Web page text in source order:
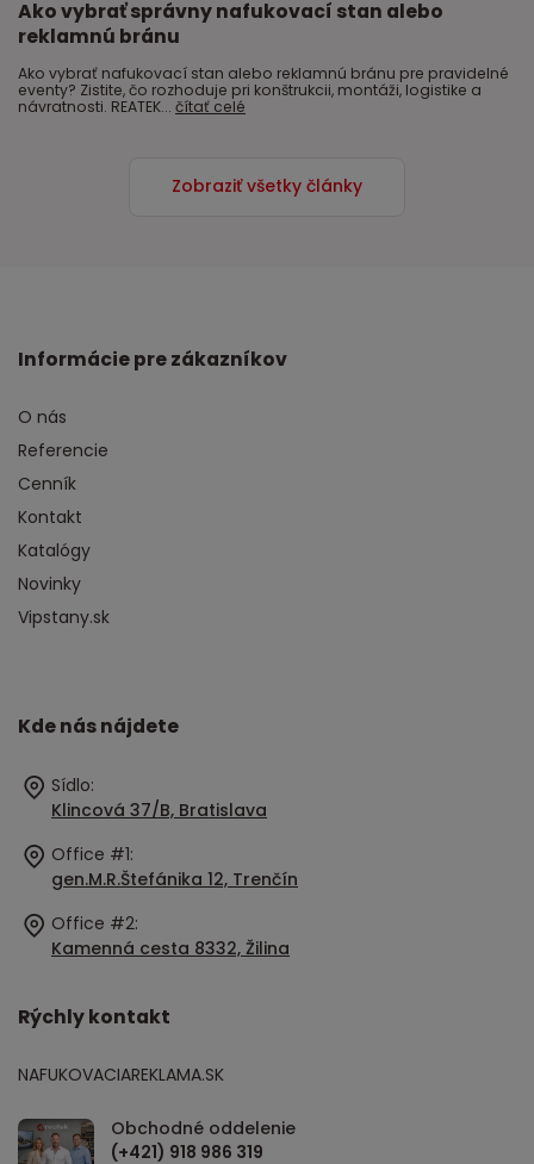
Ako vybrať správny nafukovací stan alebo
reklamnú bránu
Ako vybrať nafukovací stan alebo reklamnú bránu pre pravidelné
eventy? Zistite, čo rozhoduje pri konštrukcii, montáži, logistike a
návratnosti. REATEK... čítať celé
Zobraziť všetky články
Informácie pre zákazníkov
O nás
Referencie
Cenník
Kontakt
Katalógy
Novinky
Vipstany.sk
Kde nás nájdete
Sídlo:
Klincová 37/B, Bratislava
Office #1:
gen.M.R.Štefánika 12, Trenčín
Office #2:
Kamenná cesta 8332, Žilina
Rýchly kontakt
NAFUKOVACIAREKLAMA.SK
Obchodné oddelenie